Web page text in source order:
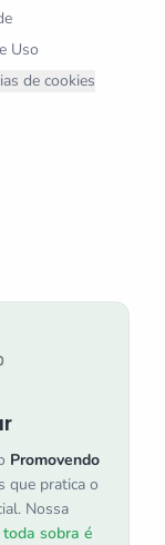
Uso
de cookies
Promovendo
que pratica o
Nossa
toda sobra é